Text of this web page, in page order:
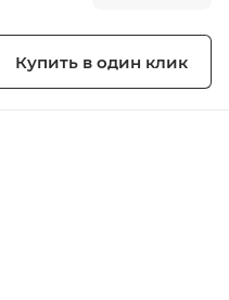
Купить в один клик